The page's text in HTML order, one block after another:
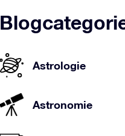
Astrologie
Astronomie